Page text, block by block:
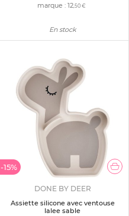
marque : 12,50 €
En stock
-15%
DONE BY DEER
Assiette silicone avec ventouse
lalee sable